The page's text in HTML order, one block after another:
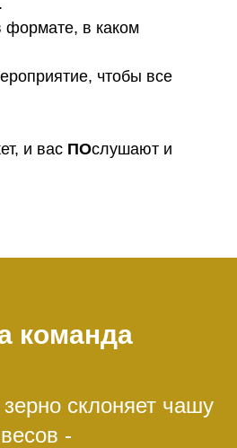
в каком
чтобы все
и вас ПОслушают и
команда
склоняет чашу
весов -